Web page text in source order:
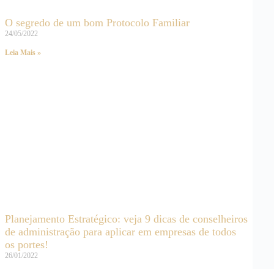
O segredo de um bom Protocolo Familiar
24/05/2022
Leia Mais »
Planejamento Estratégico: veja 9 dicas de conselheiros
de administração para aplicar em empresas de todos
os portes!
26/01/2022